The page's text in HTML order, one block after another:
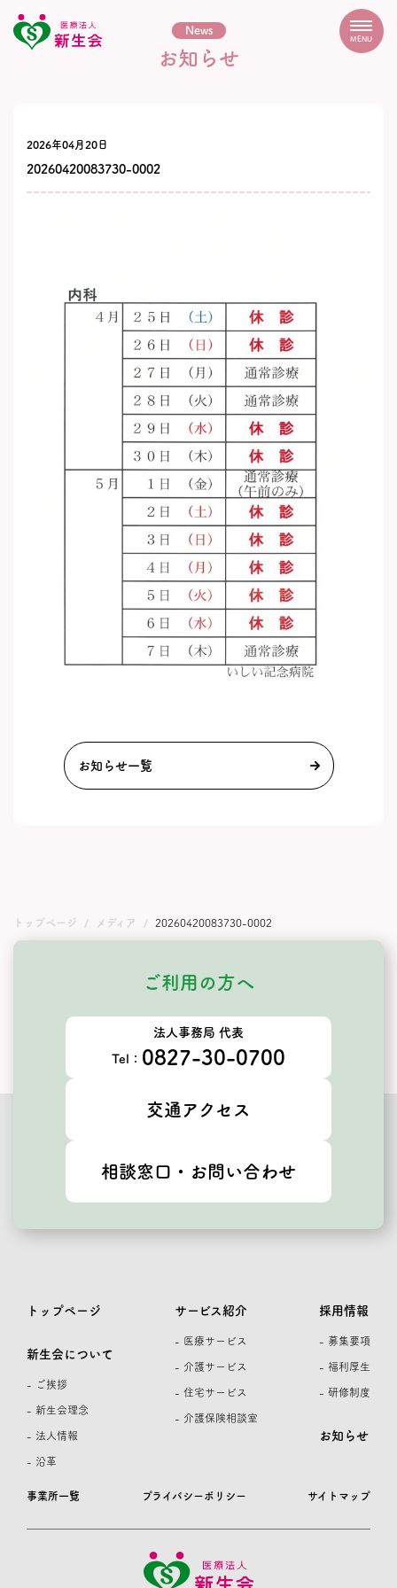
MENU
News
お知らせ
2026年04月20日
20260420083730-0002
お知らせ一覧
トップページ メディア 20260420083730-0002
ご利用の方へ
法人事務局 代表
Tel： 0827-30-0700
交通アクセス
相談窓口・お問い合わせ
事業所一覧 プライバシーポリシー サイトマップ
トップページ
新生会について
- ご挨拶
- 新生会理念
- 法人情報
- 沿革
サービス紹介
- 医療サービス
- 介護サービス
- 住宅サービス
- 介護保険相談室
採用情報
- 募集要項
- 福利厚生
- 研修制度
お知らせ